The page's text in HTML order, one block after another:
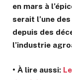
en mars à
serait l’une
depuis des
l’industrie
• À lire aussi: